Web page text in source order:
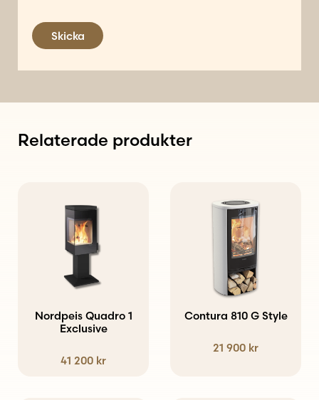
Skicka
Relaterade produkter
Nordpeis Quadro 1
Exclusive
41 200 kr
Contura 810 G Style
21 900 kr
produkten
varianter.